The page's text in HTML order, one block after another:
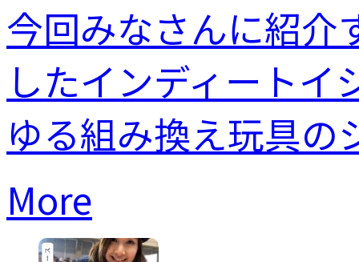
今回みなさんに紹介
したインディート
ゆる組み換え玩具の
More